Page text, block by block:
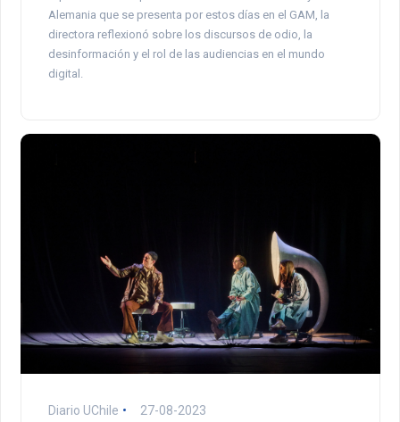
Alemania que se presenta por estos días en el GAM, la
directora reflexionó sobre los discursos de odio, la
desinformación y el rol de las audiencias en el mundo
digital.
Diario UChile 27-08-2023